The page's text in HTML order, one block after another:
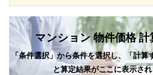
マンション 物件価格
「条件選択」から条件を選択し、「計算
と算定結果がここに表示さ